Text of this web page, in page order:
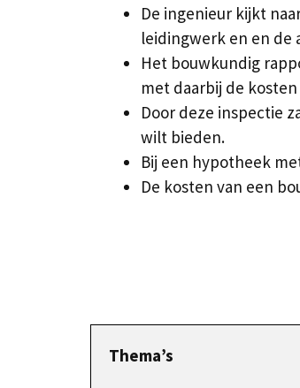
De ingenieur kijkt
leidingwerk en en de
Het bouwkundig
met daarbij de
Door deze inspectie
wilt bieden.
Bij een hypotheek
De kosten van een
Thema’s